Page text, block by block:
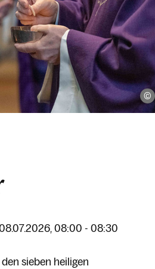
08:00 - 08:30
den sieben heiligen